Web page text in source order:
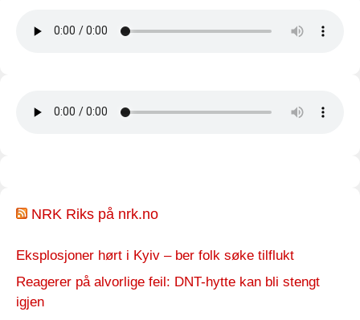
NRK Riks på nrk.no
Eksplosjoner hørt i Kyiv – ber folk søke tilflukt
Reagerer på alvorlige feil: DNT-hytte kan bli stengt
igjen